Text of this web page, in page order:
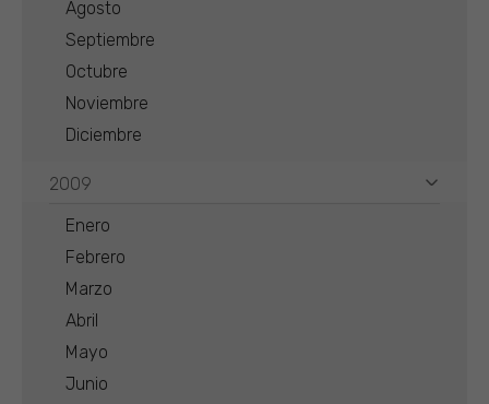
Agosto
Septiembre
Octubre
Noviembre
Diciembre
2009
Enero
Febrero
Marzo
Abril
Mayo
Junio